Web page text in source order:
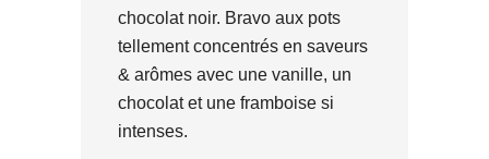
chocolat noir. Bravo aux pots
tellement concentrés en saveurs
& arômes avec une vanille, un
chocolat et une framboise si
intenses.